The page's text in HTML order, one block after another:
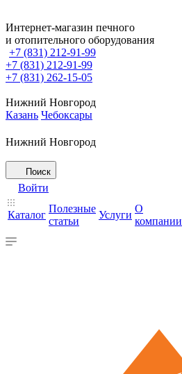
Интернет-магазин печного
и отопительного оборудования
+7 (831) 212-91-99
+7 (831) 212-91-99
+7 (831) 262-15-05
Нижний Новгород
Казань Чебоксары
Нижний Новгород
Поиск
Войти
Каталог
Полезные
статьи
Услуги
О
компании